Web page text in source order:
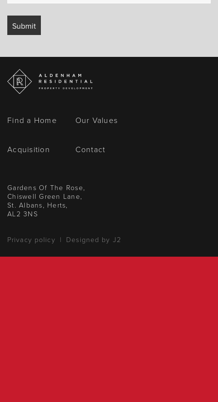
Find a Home Our Values
Acquisition Contact
Gardens Of The Rose,
Chiswell Green Lane,
St. Albans, Herts,
AL2 3NS
Privacy policy | Designed by J2